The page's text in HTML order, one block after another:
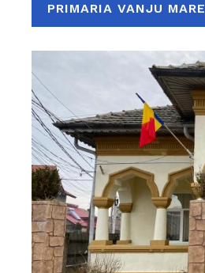
PRIMARIA VANJU MARE